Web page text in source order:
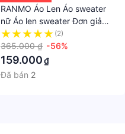
RANMO Áo Len Áo sweater
nữ Áo len sweater Đơn giản
INS Fashion phổ biến
WMY23B030Q 45Z231111
(2)
365.000 ₫ -56%
159.000₫
Đã bán 2